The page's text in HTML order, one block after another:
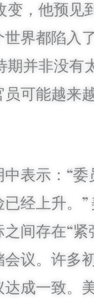
，他预见
界都陷入
并非没有
可能越来
表示：“
经上升。
间存在“
议。许多
成一致。